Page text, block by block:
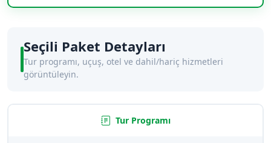
Seçili Paket Detayları
Tur programı, uçuş, otel ve dahil/hariç hizmetleri
görüntüleyin.
Tur Programı